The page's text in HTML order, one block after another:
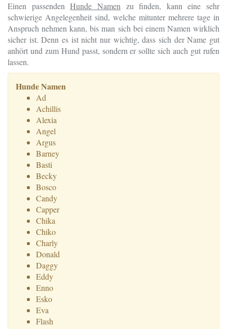
Einen passendenHunde Namen zu finden, kann eine sehr
schwierige Angelegenheit sind, welche mitunter mehrere tage in
Anspruch nehmen kann, bis man sich bei einem Namen wirklich
sicher ist. Denn es ist nicht nur wichtig, dass sich der Name gut
anhört und zum Hund passt, sondern er sollte sich auch gut rufen
lassen.
Hunde Namen
Ad
Achillis
Alexia
Angel
Argus
Barney
Basti
Becky
Bosco
Candy
Capper
Chika
Chiko
Charly
Donald
Daggy
Eddy
Enno
Esko
Eva
Flash